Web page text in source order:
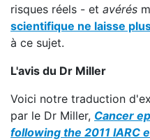
risques réels - et avérés
scientifique ne laisse
à ce sujet.
L'avis du Dr Miller
Voici notre traduction
par le Dr Miller, Cancer
following the 2011 IARC